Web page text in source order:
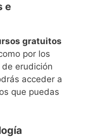
e
gratuitos
por los
de erudición
acceder a
que puedas